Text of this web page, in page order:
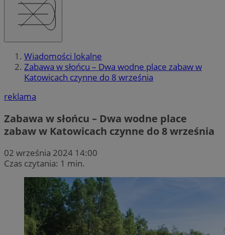
Wiadomości lokalne
Zabawa w słońcu – Dwa wodne place zabaw w
Katowicach czynne do 8 września
reklama
Zabawa w słońcu – Dwa wodne place
zabaw w Katowicach czynne do 8 września
02 września 2024 14:00
Czas czytania: 1 min.